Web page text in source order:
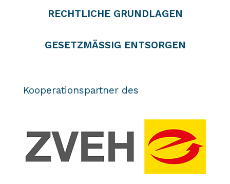
RECHTLICHE GRUNDLAGEN
GESETZMÄSSIG ENTSORGEN
Kooperationspartner des